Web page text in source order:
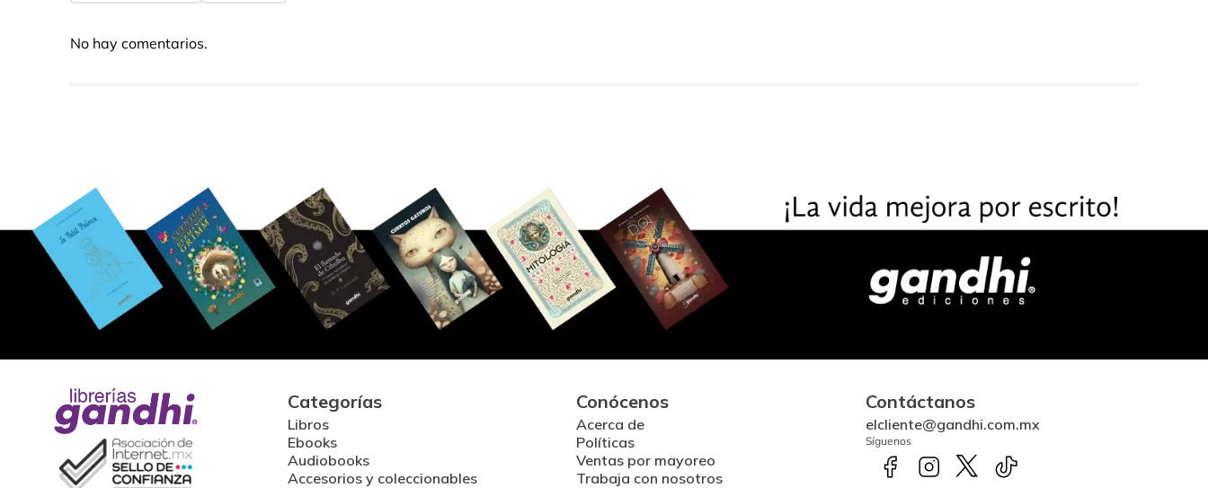
No hay comentarios.
Categorías
Libros
Ebooks
Audiobooks
Accesorios y coleccionables
Conócenos
Acerca de
Políticas
Ventas por mayoreo
Trabaja con nosotros
Contáctanos
elcliente@gandhi.com.mx
Síguenos